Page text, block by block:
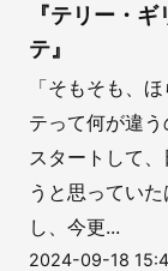
『テリー・
テ』
「そもそも、
テって何が違
スタートして
うと思ってい
し、今更...
2024-09-18